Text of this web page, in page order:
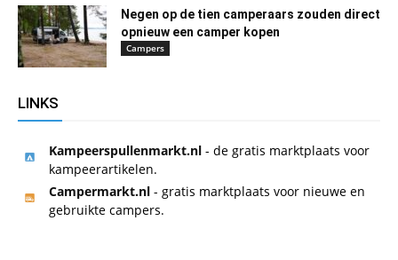
Negen op de tien camperaars zouden direct
opnieuw een camper kopen
Campers
LINKS
Kampeerspullenmarkt.nl - de gratis marktplaats voor
kampeerartikelen.
Campermarkt.nl - gratis marktplaats voor nieuwe en
gebruikte campers.